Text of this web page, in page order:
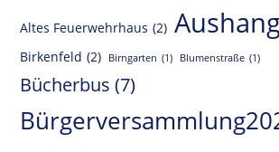
Altes Feuerwehrhaus (2)
Birkenfeld (2) Birngarten (1) Blumenstraße (1)
Bücherbus (7)